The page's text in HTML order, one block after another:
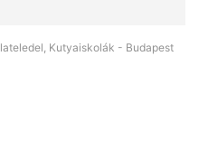
Kutyaiskolák - Budapest